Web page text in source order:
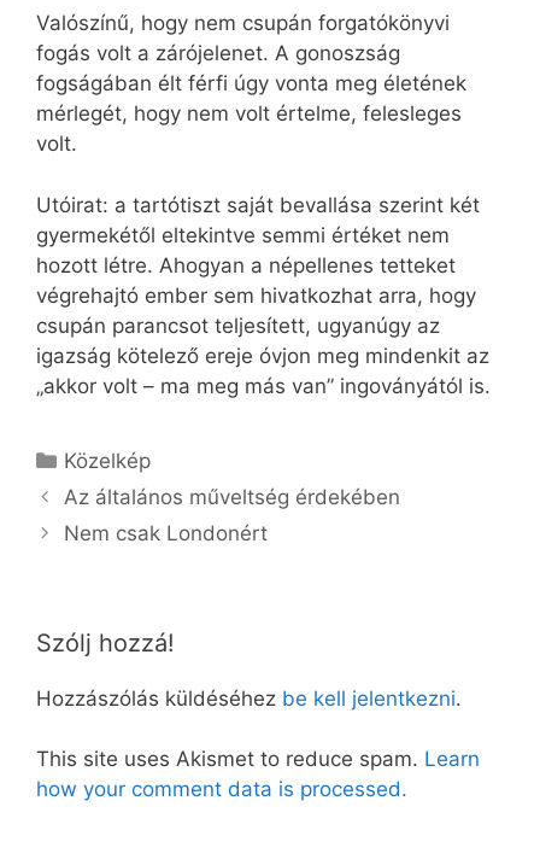
Valószínű, hogy nem csupán forgatókönyvi
fogás volt a zárójelenet. A gonoszság
fogságában élt férfi úgy vonta meg életének
mérlegét, hogy nem volt értelme, felesleges
volt.
Utóirat: a tartótiszt saját bevallása szerint két
gyermekétől eltekintve semmi értéket nem
hozott létre. Ahogyan a népellenes tetteket
végrehajtó ember sem hivatkozhat arra, hogy
csupán parancsot teljesített, ugyanúgy az
igazság kötelező ereje óvjon meg mindenkit az
„akkor volt – ma meg más van” ingoványától is.
Kategória
Közelkép
Az általános műveltség érdekében
Nem csak Londonért
Szólj hozzá!
Hozzászólás küldéséhez be kell jelentkezni.
This site uses Akismet to reduce spam. Learn
how your comment data is processed.